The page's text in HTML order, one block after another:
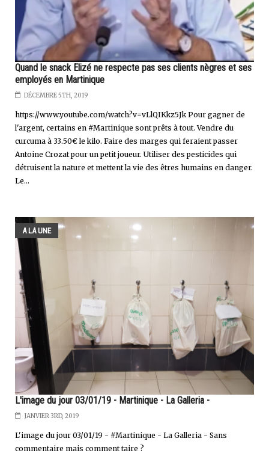
Quand le snack Elizé ne respecte pas ses clients nègres et ses
employés en Martinique
DÉCEMBRE 5TH, 2019
https://www.youtube.com/watch?v=vLlQIKkz5Jk Pour gagner de
l'argent, certains en #Martinique sont prêts à tout. Vendre du
curcuma à 33.50€ le kilo. Faire des marges qui feraient passer
Antoine Crozat pour un petit joueur. Utiliser des pesticides qui
détruisent la nature et mettent la vie des êtres humains en danger.
Le...
A LA UNE
L'image du jour 03/01/19 - Martinique - La Galleria -
JANVIER 3RD, 2019
L'image du jour 03/01/19 - #Martinique - La Galleria - Sans
commentaire mais comment taire ?